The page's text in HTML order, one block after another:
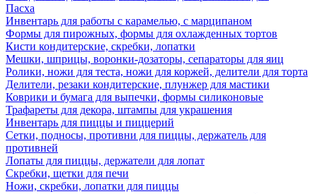
Пасха
Инвентарь для работы с карамелью, с марципаном
Формы для пирожных, формы для охлажденных тортов
Кисти кондитерские, скребки, лопатки
Мешки, шприцы, воронки-дозаторы, сепараторы для яиц
Ролики, ножи для теста, ножи для коржей, делители для торта
Делители, резаки кондитерские, плунжер для мастики
Коврики и бумага для выпечки, формы силиконовые
Трафареты для декора, штампы для украшения
Инвентарь для пиццы и пиццерий
Сетки, подносы, противни для пиццы, держатель для
противней
Лопаты для пиццы, держатели для лопат
Скребки, щетки для печи
Ножи, скребки, лопатки для пиццы